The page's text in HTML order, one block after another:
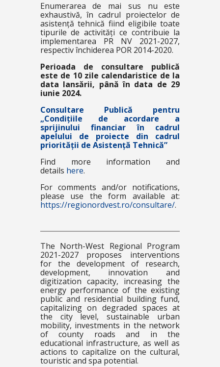
Enumerarea de mai sus nu este
exhaustivă, în cadrul proiectelor de
asistență tehnică fiind eligibile toate
tipurile de activități ce contribuie la
implementarea PR NV 2021-2027,
respectiv închiderea POR 2014-2020.
Perioada de consultare publică
este de 10 zile calendaristice de la
data lansării, până în data de 29
iunie 2024.
Consultare Publică pentru
„Condițiile de acordare a
sprijinului financiar în cadrul
apelului de proiecte din cadrul
priorității de Asistență Tehnică”
Find more information and
details here.
For comments and/or notifications,
please use the form available at:
https://regionordvest.ro/consultare/.
The North-West Regional Program
2021-2027 proposes interventions
for the development of research,
development, innovation and
digitization capacity, increasing the
energy performance of the existing
public and residential building fund,
capitalizing on degraded spaces at
the city level, sustainable urban
mobility, investments in the network
of county roads and in the
educational infrastructure, as well as
actions to capitalize on the cultural,
touristic and spa potential.